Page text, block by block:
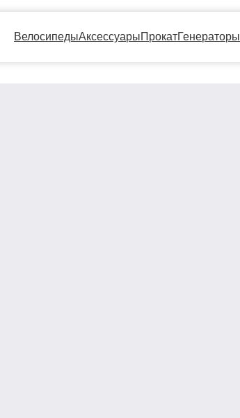
ВелосипедыАксессуарыПрокатГенераторыКонтакты